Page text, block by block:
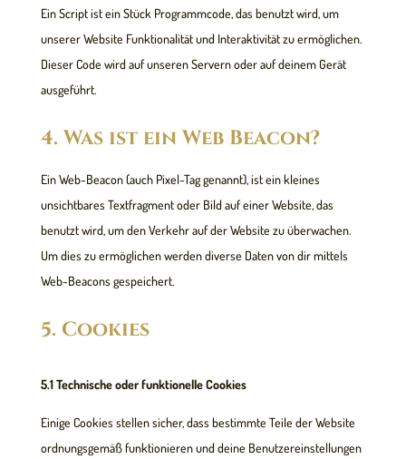
Ein Script ist ein Stück Programmcode, das benutzt wird, um
unserer Website Funktionalität und Interaktivität zu ermöglichen.
Dieser Code wird auf unseren Servern oder auf deinem Gerät
ausgeführt.
4. Was ist ein Web Beacon?
Ein Web-Beacon (auch Pixel-Tag genannt), ist ein kleines
unsichtbares Textfragment oder Bild auf einer Website, das
benutzt wird, um den Verkehr auf der Website zu überwachen.
Um dies zu ermöglichen werden diverse Daten von dir mittels
Web-Beacons gespeichert.
5. Cookies
5.1 Technische oder funktionelle Cookies
Einige Cookies stellen sicher, dass bestimmte Teile der Website
ordnungsgemäß funktionieren und deine Benutzereinstellungen